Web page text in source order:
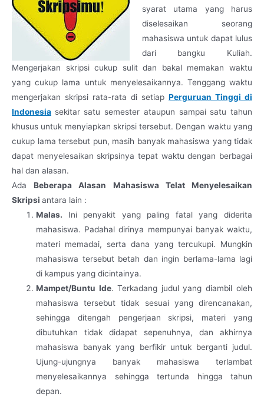
syarat utama yang harus
diselesaikan seorang
mahasiswa untuk dapat lulus
dari bangku Kuliah.
Mengerjakan skripsi cukup sulit dan bakal memakan waktu
yang cukup lama untuk menyelesaikannya. Tenggang waktu
mengerjakan skripsi rata-rata di setiap Perguruan Tinggi di
Indonesia sekitar satu semester ataupun sampai satu tahun
khusus untuk menyiapkan skripsi tersebut. Dengan waktu yang
cukup lama tersebut pun, masih banyak mahasiswa yang tidak
dapat menyelesaikan skripsinya tepat waktu dengan berbagai
hal dan alasan.
AdaBeberapa Alasan Mahasiswa Telat Menyelesaikan
Skripsi antara lain :
Malas.
Ini penyakit yang paling fatal yang diderita
mahasiswa. Padahal dirinya mempunyai banyak waktu,
materi memadai, serta dana yang tercukupi. Mungkin
mahasiswa tersebut betah dan ingin berlama-lama lagi
di kampus yang dicintainya.
Mampet/Buntu Ide. Terkadang judul yang diambil oleh
mahasiswa tersebut tidak sesuai yang direncanakan,
sehingga ditengah pengerjaan skripsi, materi yang
dibutuhkan tidak didapat sepenuhnya, dan akhirnya
mahasiswa banyak yang berfikir untuk berganti judul.
Ujung-ujungnya banyak mahasiswa terlambat
menyelesaikannya sehingga tertunda hingga tahun
depan.